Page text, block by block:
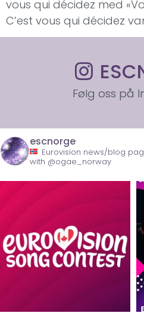
vous qui décidez med
C’est vous qui décidez
Følg oss på
escnorge
Eurovision news/blog
with @ogae_norway